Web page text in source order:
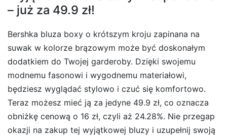
– już za 49.9 zł!
Bershka bluza boxy o krótszym kroju zapinana na
suwak w kolorze brązowym może być doskonałym
dodatkiem do Twojej garderoby. Dzięki swojemu
modnemu fasonowi i wygodnemu materiałowi,
będziesz wyglądać stylowo i czuć się komfortowo.
Teraz możesz mieć ją za jedyne 49.9 zł, co oznacza
obniżkę cenową o 16 zł, czyli aż 24.28%. Nie przegap
okazji na zakup tej wyjątkowej bluzy i uzupełnij swoją